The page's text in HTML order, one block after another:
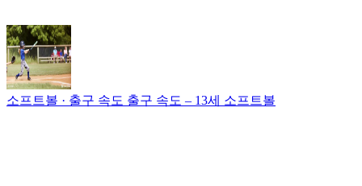
소프트볼 · 출구 속도 출구 속도 – 13세 소프트볼